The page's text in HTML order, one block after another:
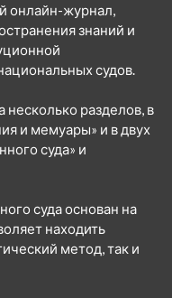
онлайн-журнал,
знаний и
судов.
разделов, в
и мемуары» и в двух
суда» и
суда основан на
находить
метод, так и